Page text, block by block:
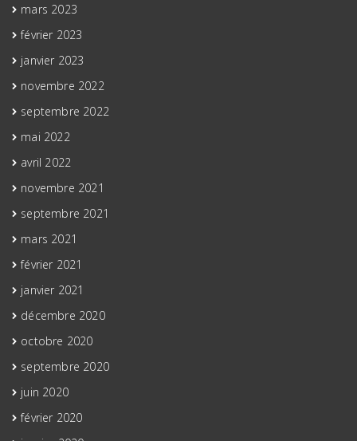
mars 2023
février 2023
janvier 2023
novembre 2022
septembre 2022
mai 2022
avril 2022
novembre 2021
septembre 2021
mars 2021
février 2021
janvier 2021
décembre 2020
octobre 2020
septembre 2020
juin 2020
février 2020